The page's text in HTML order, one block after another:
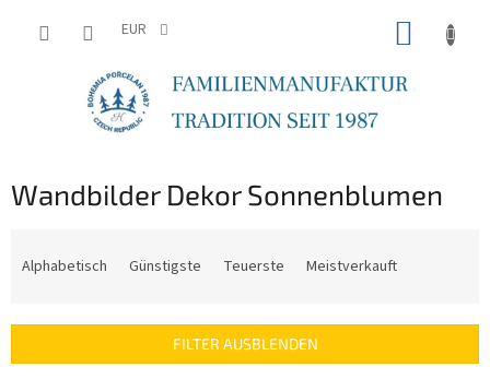
EUR
Wandbilder Dekor Sonnenblumen
k
Alphabetisch Günstigste Teuerste Meistverkauft
FILTER AUSBLENDEN